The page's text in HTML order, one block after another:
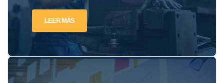
LEER MÁS